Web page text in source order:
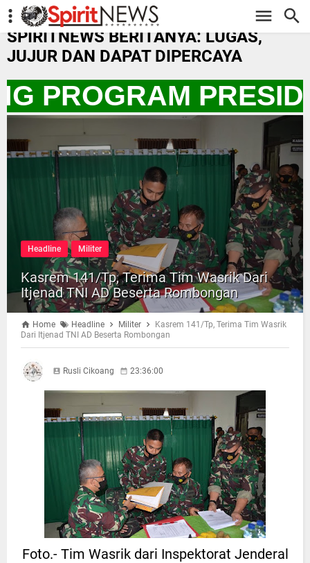
-->
SPIRITNEWS BERITANYA: LUGAS,
JUJUR DAN DAPAT DIPERCAYA
Headline Militer
Kasrem 141/Tp, Terima Tim Wasrik Dari
Itjenad TNI AD Beserta Rombongan
Home Headline Militer
Kasrem 141/Tp, Terima Tim Wasrik
Dari Itjenad TNI AD Beserta Rombongan
Rusli Cikoang 23:36:00
Foto.- Tim Wasrik dari Inspektorat Jenderal